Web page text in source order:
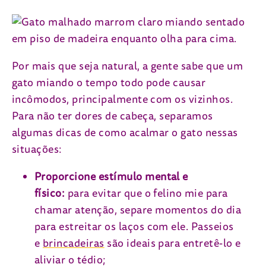
Por mais que seja natural, a gente sabe que um
gato miando o tempo todo pode causar
incômodos, principalmente com os vizinhos.
Para não ter dores de cabeça, separamos
algumas dicas de como acalmar o gato nessas
situações:
Proporcione estímulo mental e
físico: para evitar que o felino mie para
chamar atenção, separe momentos do dia
para estreitar os laços com ele. Passeios
e brincadeiras são ideais para entretê-lo e
aliviar o tédio;